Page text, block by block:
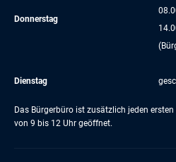
Donnerstag
Dienstag
Das Bürgerbüro ist zusätzlich jeden
von 9 bis 12 Uhr geöffnet.